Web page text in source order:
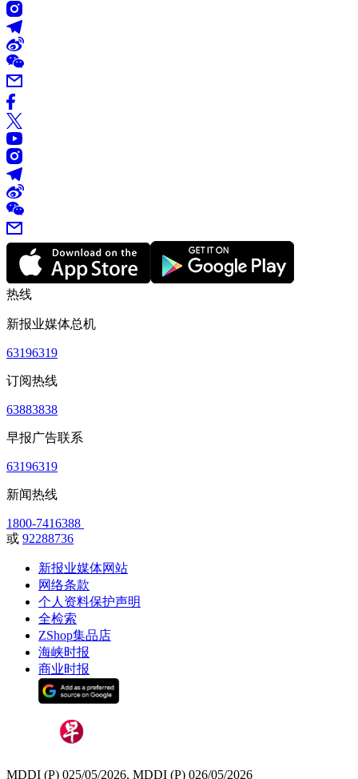
热线
新报业媒体总机
63196319
订阅热线
63883838
早报广告联系
63196319
新闻热线
1800-7416388
或 92288736
新报业媒体网站
网络条款
个人资料保护声明
全检索
ZShop集品店
海峡时报
商业时报
MDDI (P) 025/05/2026, MDDI (P) 026/05/2026